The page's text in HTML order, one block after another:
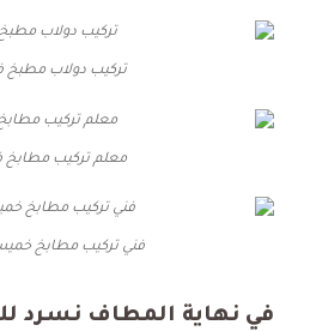
تركيب دولاب مطبخ
معلم تركيب مطابخ
فني تركيب مطابخ
في نهاية المطاف نسرد